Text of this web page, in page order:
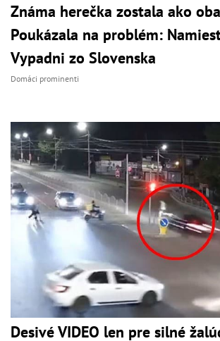
Známa herečka zostala ako
Poukázala na problém:
Vypadni zo Slovenska
Domáci prominenti
Desivé VIDEO len pre silné